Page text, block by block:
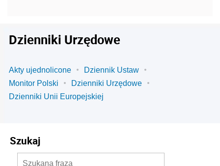
Dzienniki Urzędowe
Akty ujednolicone
Dziennik Ustaw
Monitor Polski
Dzienniki Urzędowe
Dzienniki Unii Europejskiej
Szukaj